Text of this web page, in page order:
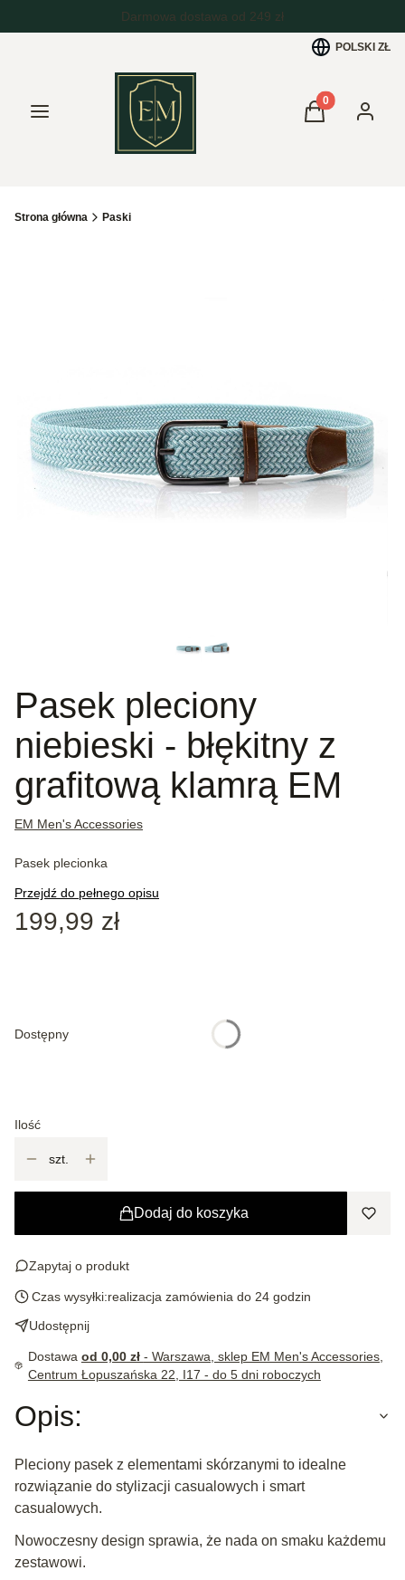
POLSKI ZŁ
Menu Produkty w
Koszyk Zaloguj
Strona główna Paski
Pasek pleciony
niebieski - błękitny z
grafitową klamrą EM
EM Men's Accessories
Pasek plecionka
Przejdź do pełnego opisu
Cena
199,99 zł
Dostępny
Ilość
szt.
Dodaj do koszyka
Zapytaj o produkt
Czas wysyłki:realizacja zamówienia do 24 godzin
Udostępnij
Dostawa od 0,00 zł - Warszawa, sklep EM Men's Accessories,
Centrum Łopuszańska 22, I17 - do 5 dni roboczych
Opis:
Pleciony pasek z elementami skórzanymi to idealne
rozwiązanie do stylizacji casualowych i smart
casualowych.
Nowoczesny design sprawia, że nada on smaku każdemu
zestawowi.